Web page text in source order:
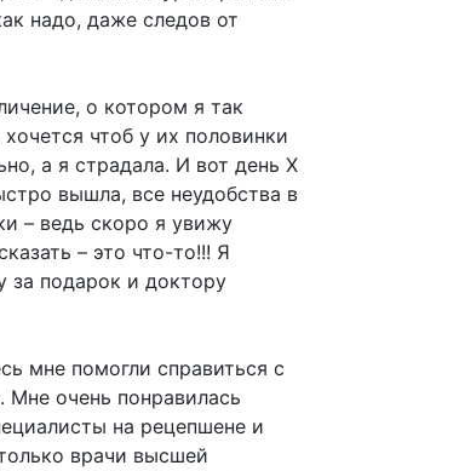
надо, даже следов от
о котором я так
чтоб у их половинки
а я страдала. И вот день Х
вышла, все неудобства в
– ведь скоро я увижу
– это что-то!!! Я
за подарок и доктору
мне помогли справиться с
очень понравилась
на рецепшене и
врачи высшей